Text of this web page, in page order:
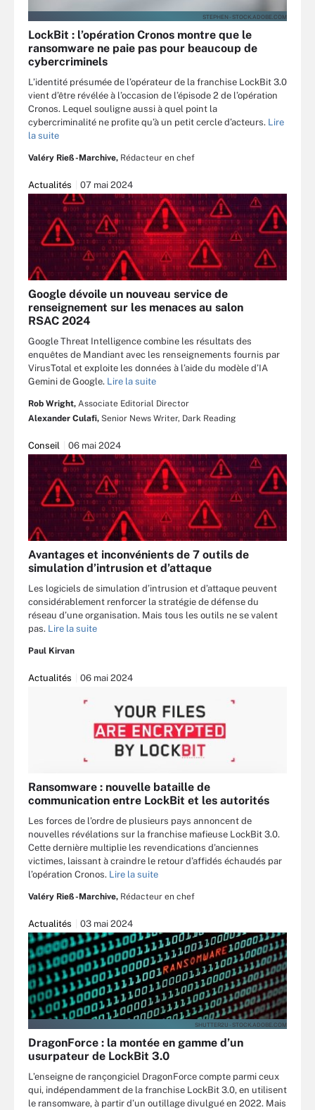
STEPHEN - STOCK.ADOBE.COM
LockBit : l’opération Cronos montre que le
ransomware ne paie pas pour beaucoup de
cybercriminels
L’identité présumée de l’opérateur de la franchise LockBit 3.0
vient d’être révélée à l’occasion de l’épisode 2 de l’opération
Cronos. Lequel souligne aussi à quel point la
cybercriminalité ne profite qu’à un petit cercle d’acteurs. Lire
la suite
Valéry Rieß-Marchive, Rédacteur en chef
Actualités 07 mai 2024
Google dévoile un nouveau service de
renseignement sur les menaces au salon
RSAC 2024
Google Threat Intelligence combine les résultats des
enquêtes de Mandiant avec les renseignements fournis par
VirusTotal et exploite les données à l’aide du modèle d’IA
Gemini de Google. Lire la suite
Rob Wright, Associate Editorial Director
Alexander Culafi, Senior News Writer, Dark Reading
Conseil 06 mai 2024
Avantages et inconvénients de 7 outils de
simulation d’intrusion et d’attaque
Les logiciels de simulation d’intrusion et d’attaque peuvent
considérablement renforcer la stratégie de défense du
réseau d’une organisation. Mais tous les outils ne se valent
pas. Lire la suite
Paul Kirvan
Actualités 06 mai 2024
Ransomware : nouvelle bataille de
communication entre LockBit et les autorités
Les forces de l’ordre de plusieurs pays annoncent de
nouvelles révélations sur la franchise mafieuse LockBit 3.0.
Cette dernière multiplie les revendications d’anciennes
victimes, laissant à craindre le retour d’affidés échaudés par
l’opération Cronos. Lire la suite
Valéry Rieß-Marchive, Rédacteur en chef
Actualités 03 mai 2024
SHUTTER2U - STOCK.ADOBE.COM
DragonForce : la montée en gamme d’un
usurpateur de LockBit 3.0
L’enseigne de rançongiciel DragonForce compte parmi ceux
qui, indépendamment de la franchise LockBit 3.0, en utilisent
le ransomware, à partir d’un outillage divulgué en 2022. Mais